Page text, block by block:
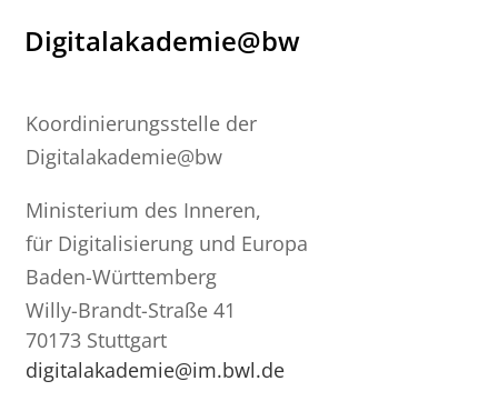
Digitalakademie@bw
Koordinierungsstelle der
Digitalakademie@bw
Ministerium des Inneren,
für Digitalisierung und Europa
Baden-Württemberg
Willy-Brandt-Straße 41
70173 Stuttgart
digitalakademie@im.bwl.de